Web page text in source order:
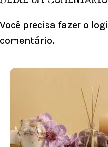
Você precisa fazer o
comentário.